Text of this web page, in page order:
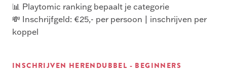
📊 Playtomic ranking bepaalt je categorie
💸 Inschrijfgeld: €25,- per persoon | inschrijven per
koppel
INSCHRIJVEN HERENDUBBEL - BEGINNERS